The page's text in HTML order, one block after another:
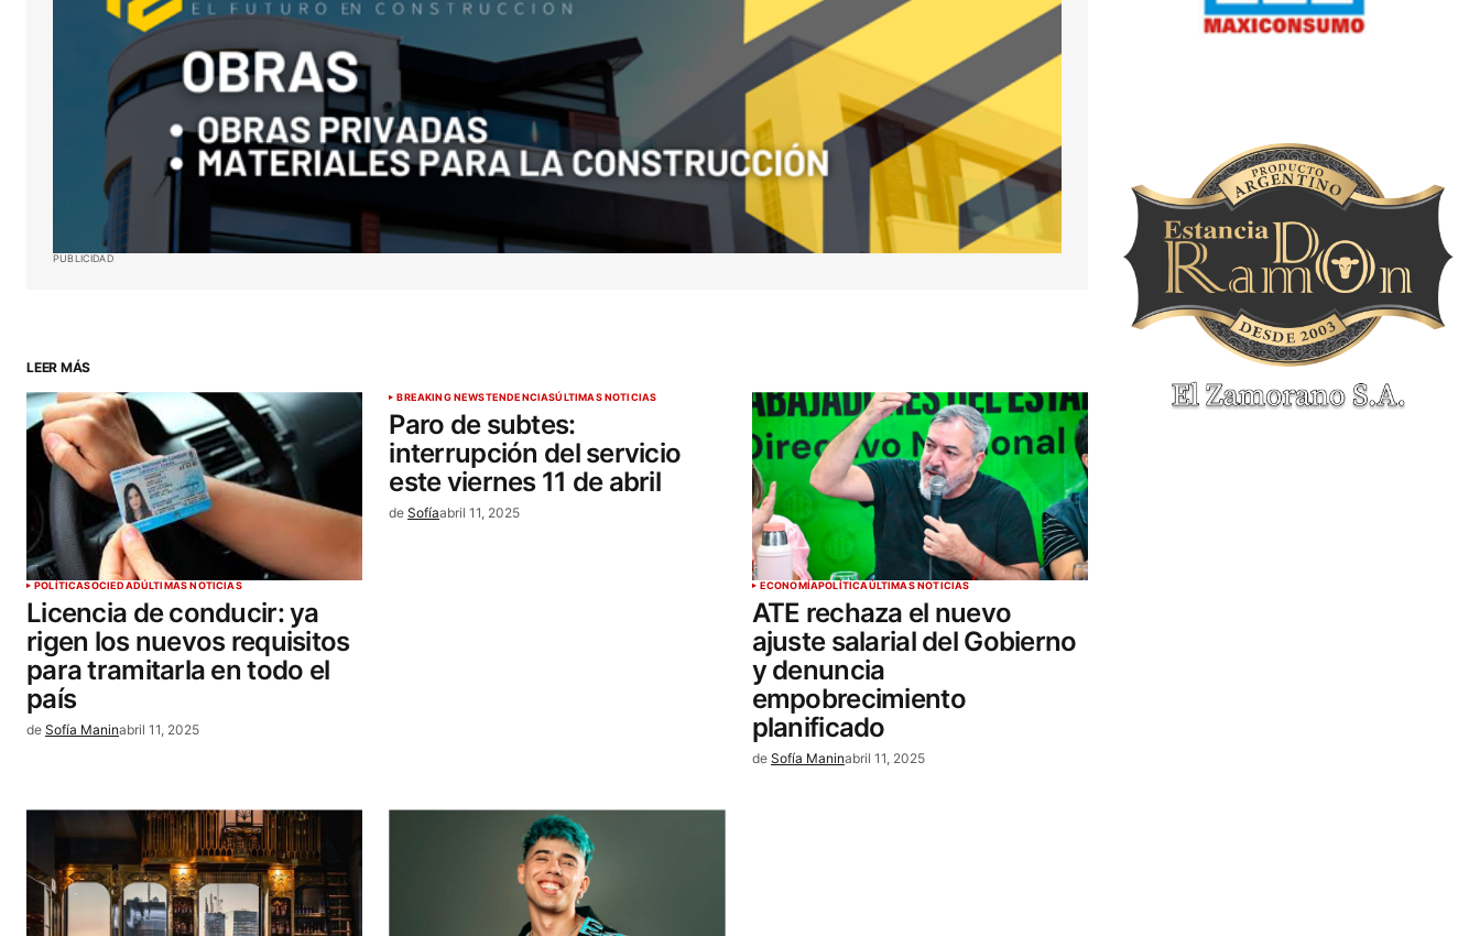
PUBLICIDAD
LEER MÁS
POLÍTICASOCIEDADÚLTIMAS NOTICIAS
Licencia de conducir: ya
rigen los nuevos requisitos
para tramitarla en todo el
país
de Sofía Maninabril 11, 2025
BREAKING NEWSTENDENCIASÚLTIMAS NOTICIAS
Paro de subtes:
interrupción del servicio
este viernes 11 de abril
de Sofíaabril 11, 2025
ECONOMÍAPOLÍTICAÚLTIMAS NOTICIAS
ATE rechaza el nuevo
ajuste salarial del Gobierno
y denuncia
empobrecimiento
planificado
de Sofía Maninabril 11, 2025